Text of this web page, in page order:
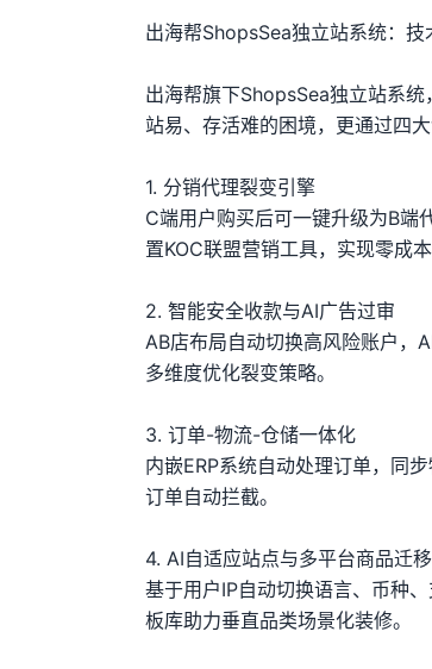
出海帮ShopsSea独立站系统：
出海帮旗下ShopsSea独立站系
站易、存活难的困境，更通过四
1. 分销代理裂变引擎
C端用户购买后可一键升级为B端
置KOC联盟营销工具，实现零成本
2. 智能安全收款与AI广告过审
AB店布局自动切换高风险账户，
多维度优化裂变策略。
3. 订单-物流-仓储一体化
内嵌ERP系统自动处理订单，同
订单自动拦截。
4. AI自适应站点与多平台商品迁移
基于用户IP自动切换语言、币种
板库助力垂直品类场景化装修。